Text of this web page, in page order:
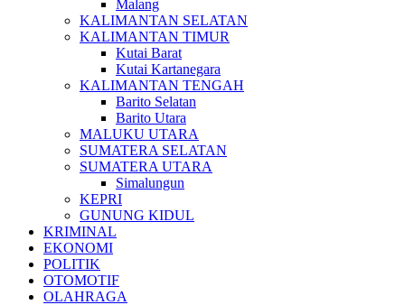
Malang
KALIMANTAN SELATAN
KALIMANTAN TIMUR
Kutai Barat
Kutai Kartanegara
KALIMANTAN TENGAH
Barito Selatan
Barito Utara
MALUKU UTARA
SUMATERA SELATAN
SUMATERA UTARA
Simalungun
KEPRI
GUNUNG KIDUL
KRIMINAL
EKONOMI
POLITIK
OTOMOTIF
OLAHRAGA